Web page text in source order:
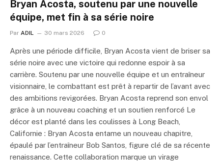
Bryan Acosta, soutenu par une nouvelle
équipe, met fin à sa série noire
Par ADIL 30 mars 2026 0
Après une période difficile, Bryan Acosta vient de briser sa
série noire avec une victoire qui redonne espoir à sa
carrière. Soutenu par une nouvelle équipe et un entraîneur
visionnaire, le combattant est prêt à repartir de l’avant avec
des ambitions revigorées. Bryan Acosta reprend son envol
grâce à un nouveau coaching et un soutien renforcé Le
décor est planté dans les coulisses à Long Beach,
Californie : Bryan Acosta entame un nouveau chapitre,
épaulé par l’entraîneur Bob Santos, figure clé de sa récente
renaissance. Cette collaboration marque un virage